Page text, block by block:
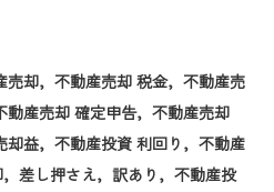
却，不動産売却 税金，不動産売
産売却 確定申告，不動産売却
益，不動産投資 利回り，不動産
差し押さえ，訳あり，不動産投